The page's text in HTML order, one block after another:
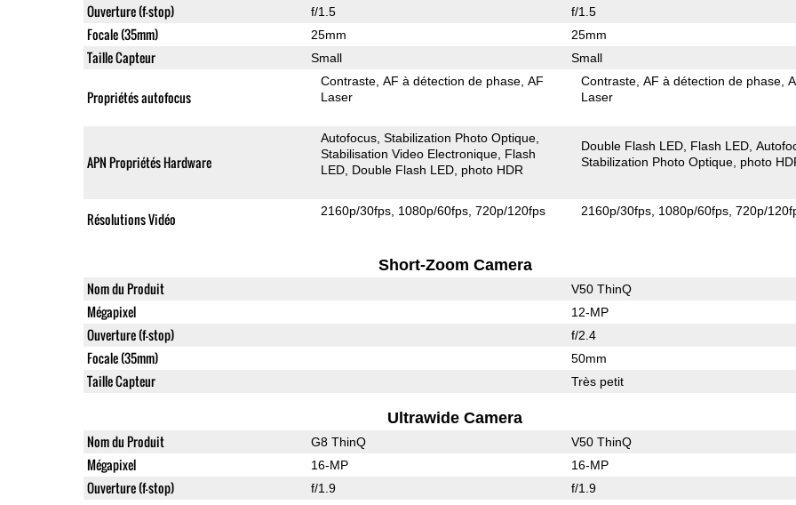
Ouverture (f-stop) f/1.5 f/1.5
Focale (35mm) 25mm 25mm
Taille Capteur Small Small
Propriétés autofocus
Contraste AF à détection de phase AF
Laser
Contraste AF à détection de phase
Laser
APN Propriétés Hardware
Autofocus Stabilization Photo Optique
Stabilisation Video Electronique Flash
LED Double Flash LED photo HDR
Double Flash LED Flash LED
Stabilization Photo Optique photo
Résolutions Vidéo 2160p/30fps 1080p/60fps 720p/120fps 2160p/30fps 1080p/60fps 720p/
Short-Zoom Camera
Nom du Produit V50 ThinQ
Mégapixel 12-MP
Ouverture (f-stop) f/2.4
Focale (35mm) 50mm
Taille Capteur Très petit
Ultrawide Camera
Nom du Produit G8 ThinQ V50 ThinQ
Mégapixel 16-MP 16-MP
Ouverture (f-stop) f/1.9 f/1.9